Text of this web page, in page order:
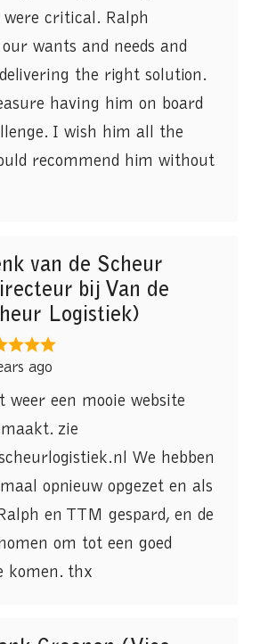
were critical. Ralph
wants and needs and
the right solution.
having him on board
I wish him all the
recommend him without
van de Scheur
bij Van de
Logistiek)
ago
weer een mooie website
zie
We hebben
opnieuw opgezet en als
en TTM gespard, en de
om tot een goed
komen. thx